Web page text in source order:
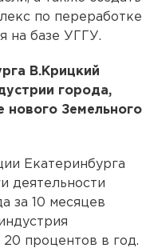
по переработке
на базе УГГУ.
В.Крицкий
города,
нового Земельного
Екатеринбурга
деятельности
за 10 месяцев
процентов в год.